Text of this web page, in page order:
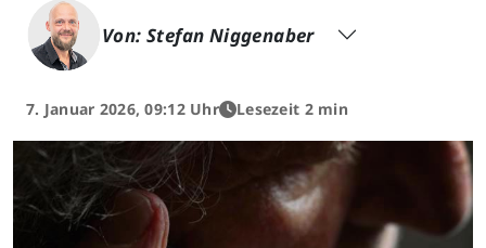
Von: Stefan Niggenaber
7. Januar 2026, 09:12 Uhr Lesezeit 2 min